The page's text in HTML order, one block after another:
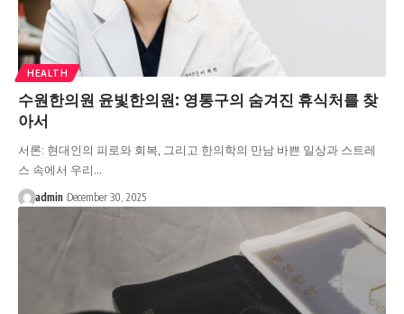
HEALTH
수원한의원 윤빛한의원: 영통구의 숨겨진 휴식처를 찾
아서
서론: 현대인의 피로와 회복, 그리고 한의학의 만남 바쁜 일상과 스트레
스 속에서 우리…
admin December 30, 2025